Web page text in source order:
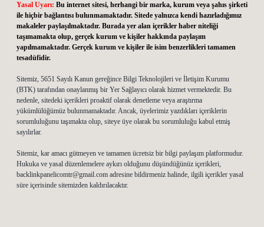
Yasal Uyarı: Bu internet sitesi, herhangi bir marka, kurum veya şahıs şirketi
ile hiçbir bağlantısı bulunmamaktadır. Sitede yalnızca kendi hazırladığımız
makaleler paylaşılmaktadır. Burada yer alan içerikler haber niteliği
taşımamakta olup, gerçek kurum ve kişiler hakkında paylaşım
yapılmamaktadır. Gerçek kurum ve kişiler ile isim benzerlikleri tamamen
tesadüfidir.
Sitemiz, 5651 Sayılı Kanun gereğince Bilgi Teknolojileri ve İletişim Kurumu
(BTK) tarafından onaylanmış bir Yer Sağlayıcı olarak hizmet vermektedir. Bu
nedenle, sitedeki içerikleri proaktif olarak denetleme veya araştırma
yükümlülüğümüz bulunmamaktadır. Ancak, üyelerimiz yazdıkları içeriklerin
sorumluluğunu taşımakta olup, siteye üye olarak bu sorumluluğu kabul etmiş
sayılırlar.
Sitemiz, kar amacı gütmeyen ve tamamen ücretsiz bir bilgi paylaşım platformudur.
Hukuka ve yasal düzenlemelere aykırı olduğunu düşündüğünüz içerikleri,
backlinkpanelicomtr@gmail.com adresine bildirmeniz halinde, ilgili içerikler yasal
süre içerisinde sitemizden kaldırılacaktır.